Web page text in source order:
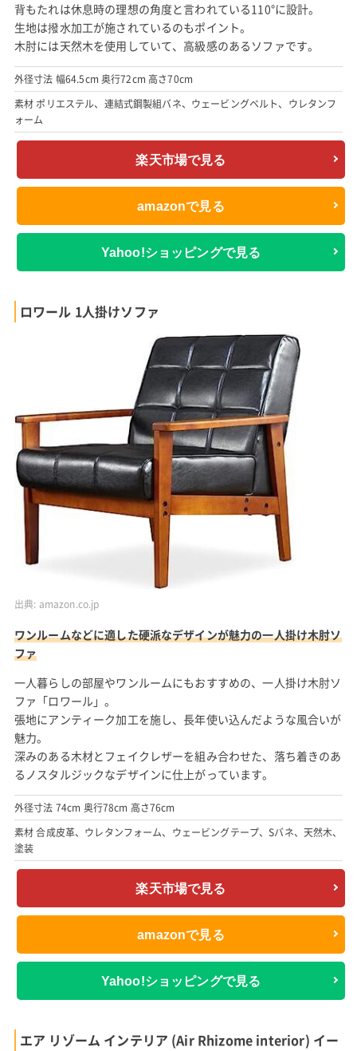
背もたれは休息時の理想の角度と言われている110°に設計。
生地は撥水加工が施されているのもポイント。
木肘には天然木を使用していて、高級感のあるソファです。
外径寸法 幅64.5cm 奥行72cm 高さ70cm
素材 ポリエステル、連結式鋼製組バネ、ウェービングベルト、ウレタンフ
ォーム
楽天市場で見る
amazonで見る
Yahoo!ショッピングで見る
ロワール 1人掛けソファ
出典: amazon.co.jp
ワンルームなどに適した硬派なデザインが魅力の一人掛け木肘ソ
ファ
一人暮らしの部屋やワンルームにもおすすめの、一人掛け木肘ソ
ファ「ロワール」。
張地にアンティーク加工を施し、長年使い込んだような風合いが
魅力。
深みのある木材とフェイクレザーを組み合わせた、落ち着きのあ
るノスタルジックなデザインに仕上がっています。
外径寸法 74cm 奥行78cm 高さ76cm
素材 合成皮革、ウレタンフォーム、ウェービングテープ、Sバネ、天然木、
塗装
楽天市場で見る
amazonで見る
Yahoo!ショッピングで見る
エア リゾーム インテリア (Air Rhizome interior) イー